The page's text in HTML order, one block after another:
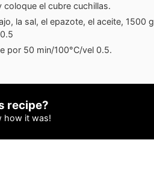
coloque el cubre cuchillas.
la sal, el epazote, el aceite, 1500 g
por 50 min/100°C/vel 0.5.
recipe?
how it was!